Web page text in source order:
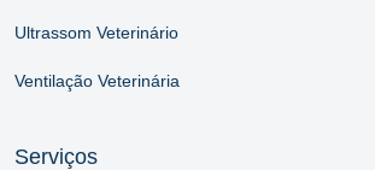
Ultrassom Veterinário
Ventilação Veterinária
Serviços